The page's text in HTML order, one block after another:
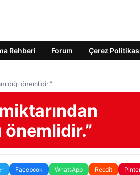
Rehberi Forum Çerez Politikası
önemlidir.”
önemlidir.”
Facebook WhatsApp Reddit